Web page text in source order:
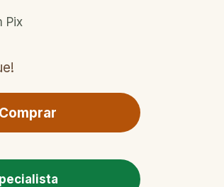
Pix